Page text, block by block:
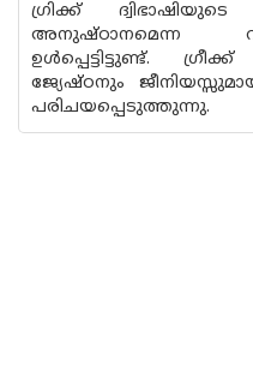
ഗ്രിക്ക്
അനുഷ്ഠാനമെന്ന
ഉള്‍പ്പെട്ടിട്ടുണ്ട്.
ജ്യേഷ്ഠനും
പരിചയപ്പെടുത്തുന്നു.